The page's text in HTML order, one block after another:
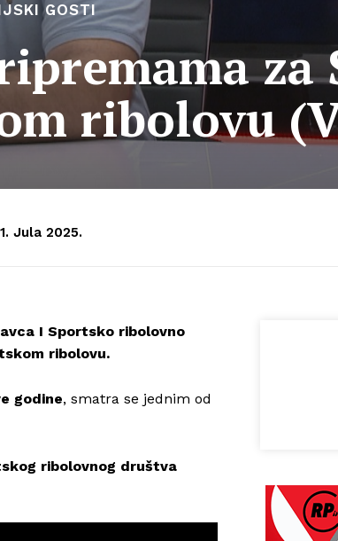
GOSTI
za
ribolovu
Jula 2025.
I Sportsko ribolovno
ribolovu.
godine, smatra se jednim od
ribolovnog društva